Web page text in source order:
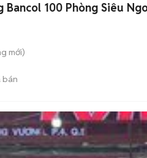
Bancol 100 Phòng Siêu
mới)
bán